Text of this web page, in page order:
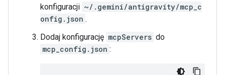
konfiguracji ~/.gemini/antigravity/mcp_c
onfig.json .
Dodaj konfigurację mcpServers do
mcp_config.json :